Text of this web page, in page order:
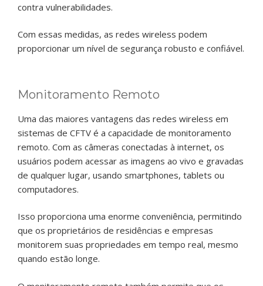
contra vulnerabilidades.
Com essas medidas, as redes wireless podem
proporcionar um nível de segurança robusto e confiável.
Monitoramento Remoto
Uma das maiores vantagens das redes wireless em
sistemas de CFTV é a capacidade de monitoramento
remoto. Com as câmeras conectadas à internet, os
usuários podem acessar as imagens ao vivo e gravadas
de qualquer lugar, usando smartphones, tablets ou
computadores.
Isso proporciona uma enorme conveniência, permitindo
que os proprietários de residências e empresas
monitorem suas propriedades em tempo real, mesmo
quando estão longe.